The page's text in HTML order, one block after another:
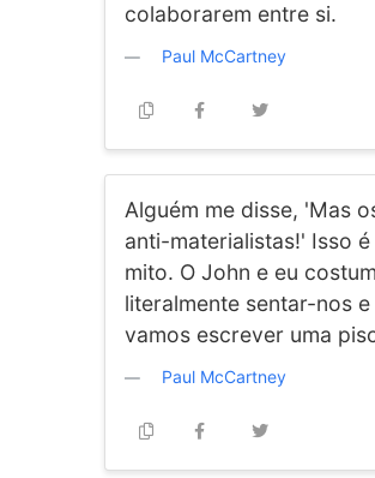
colaborarem entre si.
Paul McCartney
Alguém me disse, 'Mas
anti-materialistas!' Isso
mito. O John e eu
literalmente sentar-nos
vamos escrever uma
Paul McCartney